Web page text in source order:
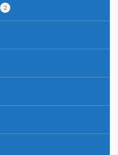
2